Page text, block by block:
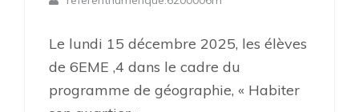
Le lundi 15 décembre 2025, les élèves
de 6EME ,4 dans le cadre du
programme de géographie, « Habiter